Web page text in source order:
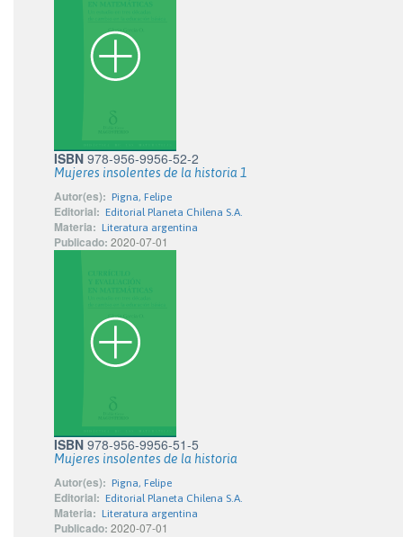
ISBN 978-956-9956-52-2
Mujeres insolentes de la historia 1
Autor(es): Pigna, Felipe
Editorial: Editorial Planeta Chilena S.A.
Materia: Literatura argentina
Publicado: 2020-07-01
ISBN 978-956-9956-51-5
Mujeres insolentes de la historia
Autor(es): Pigna, Felipe
Editorial: Editorial Planeta Chilena S.A.
Materia: Literatura argentina
Publicado: 2020-07-01